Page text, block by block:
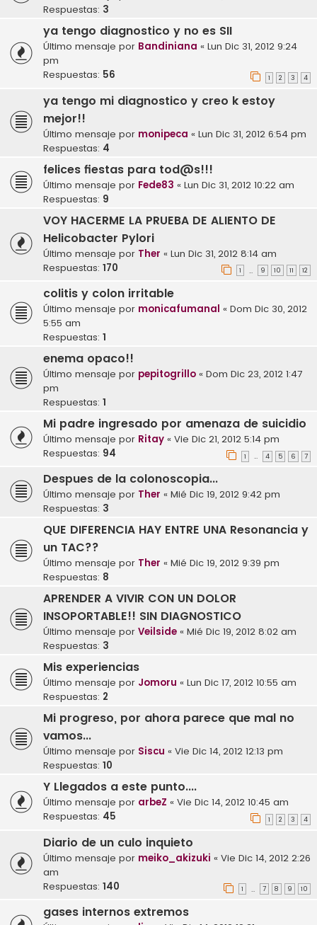
Respuestas: 3
ya tengo diagnostico y no es SII
Último mensaje por Bandiniana « Lun Dic 31, 2012 9:24
pm
Respuestas: 56 1 2 3 4
ya tengo mi diagnostico y creo k estoy
mejor!!
Último mensaje por monipeca « Lun Dic 31, 2012 6:54 pm
Respuestas: 4
felices fiestas para tod@s!!!
Último mensaje por Fede83 « Lun Dic 31, 2012 10:22 am
Respuestas: 9
VOY HACERME LA PRUEBA DE ALIENTO DE
Helicobacter Pylori
Último mensaje por Ther « Lun Dic 31, 2012 8:14 am
Respuestas: 170 1 … 9 10 11 12
colitis y colon irritable
Último mensaje por monicafumanal « Dom Dic 30, 2012
5:55 am
Respuestas: 1
enema opaco!!
Último mensaje por pepitogrillo « Dom Dic 23, 2012 1:47
pm
Respuestas: 1
Mi padre ingresado por amenaza de suicidio
Último mensaje por Ritay « Vie Dic 21, 2012 5:14 pm
Respuestas: 94 1 … 4 5 6 7
Despues de la colonoscopia...
Último mensaje por Ther « Mié Dic 19, 2012 9:42 pm
Respuestas: 3
QUE DIFERENCIA HAY ENTRE UNA Resonancia y
un TAC??
Último mensaje por Ther « Mié Dic 19, 2012 9:39 pm
Respuestas: 8
APRENDER A VIVIR CON UN DOLOR
INSOPORTABLE!! SIN DIAGNOSTICO
Último mensaje por Veilside « Mié Dic 19, 2012 8:02 am
Respuestas: 3
Mis experiencias
Último mensaje por Jomoru « Lun Dic 17, 2012 10:55 am
Respuestas: 2
Mi progreso, por ahora parece que mal no
vamos...
Último mensaje por Siscu « Vie Dic 14, 2012 12:13 pm
Respuestas: 10
Y Llegados a este punto....
Último mensaje por arbeZ « Vie Dic 14, 2012 10:45 am
Respuestas: 45 1 2 3 4
Diario de un culo inquieto
Último mensaje por meiko_akizuki « Vie Dic 14, 2012 2:26
am
Respuestas: 140 1 … 7 8 9 10
gases internos extremos